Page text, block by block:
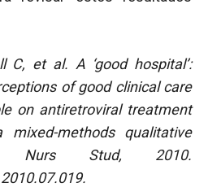
C, et al. A ‘good hospital’:
of good clinical care
on antiretroviral treatment
mixed-methods qualitative
Stud, 2010.